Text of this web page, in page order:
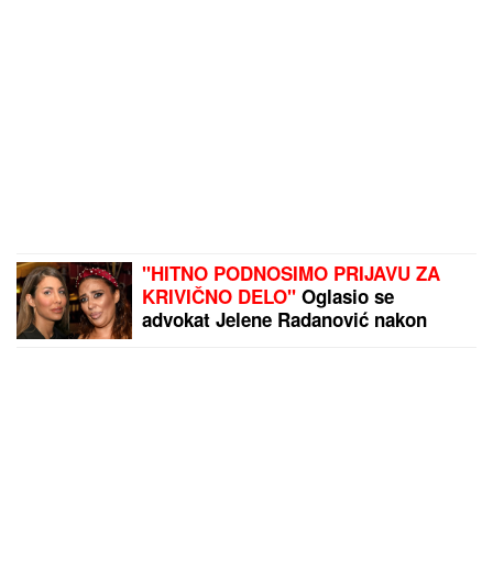
"HITNO PODNOSIMO PRIJAVU ZA
KRIVIČNO DELO" Oglasio se
advokat Jelene Radanović nakon